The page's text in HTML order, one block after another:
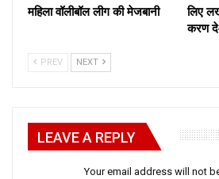
महिला वॉलीबॉल लीग की मेजबानी
लिए
करण
PREV NEXT
LEAVE A REPLY
Your email address will not